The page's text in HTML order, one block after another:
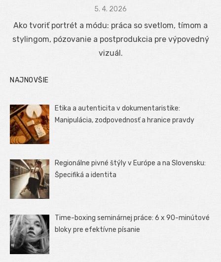
Posted
5. 4. 2026
Ako tvoriť portrét a módu: práca so svetlom, tímom a
stylingom, pózovanie a postprodukcia pre výpovedný
vizuál.
NAJNOVŠIE
Etika a autenticita v dokumentaristike:
Manipulácia, zodpovednosť a hranice pravdy
Regionálne pivné štýly v Európe a na Slovensku:
Špecifiká a identita
Time-boxing seminárnej práce: 6 x 90-minútové
bloky pre efektívne písanie